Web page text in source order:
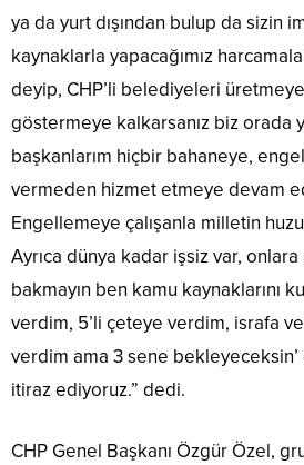
ya da yurt dışından bulup da sizin
kaynaklarla yapacağımız
deyip, CHP’li belediyeleri
göstermeye kalkarsanız biz orada
başkanlarım hiçbir bahaneye,
vermeden hizmet etmeye devam
Engellemeye çalışanla milletin
Ayrıca dünya kadar işsiz var,
bakmayın ben kamu kaynaklarını
verdim, 5’li çeteye verdim, israfa
verdim ama 3 sene
itiraz ediyoruz.” dedi.
CHP Genel Başkanı Özgür Özel,